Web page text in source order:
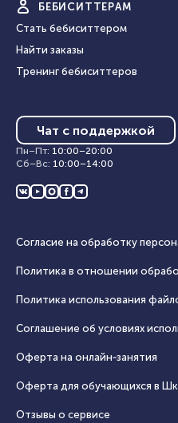
БЕБИ СИТТЕРАМ
Стать бебиситтером
Найти заказы
Тренинг бебиситтеров
Чат с поддержкой
Пн–Пт: 10:00–20:00
Сб–Вс: 10:00–14:00
Согласие на обработку
Политика в отношении
Политика использования
Соглашение об условиях
Оферта на онлайн‑занятия
Оферта для обучающихся в
Отзывы о сервисе